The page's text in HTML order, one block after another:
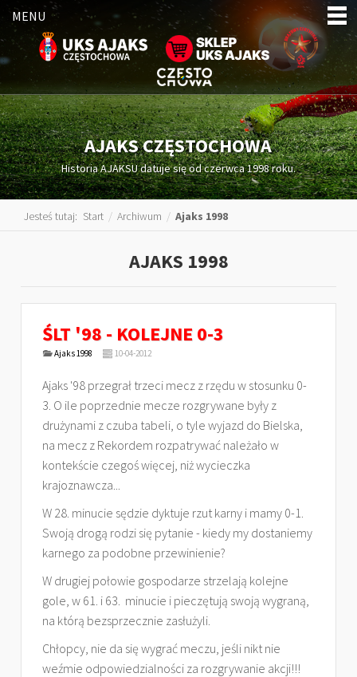
MENU
AJAKS CZĘSTOCHOWA
Historia AJAKSU datuje się od czerwca 1998 roku.
Jesteś tutaj: Start / Archiwum / Ajaks 1998
AJAKS 1998
ŚLT '98 - KOLEJNE 0-3
Ajaks 1998 10-04-2012
Ajaks '98 przegrał trzeci mecz z rzędu w stosunku 0-
3. O ile poprzednie mecze rozgrywane były z
drużynami z czuba tabeli, o tyle wyjazd do Bielska,
na mecz z Rekordem rozpatrywać należało w
kontekście czegoś więcej, niż wycieczka
krajoznawcza...
W 28. minucie sędzie dyktuje rzut karny i mamy 0-1.
Swoją drogą rodzi się pytanie - kiedy my dostaniemy
karnego za podobne przewinienie?
W drugiej połowie gospodarze strzelają kolejne
gole, w 61. i 63. minucie i pieczętują swoją wygraną,
na którą bezsprzecznie zasłużyli.
Chłopcy, nie da się wygrać meczu, jeśli nikt nie
weźmie odpowiedzialności za rozgrywanie akcji!!!